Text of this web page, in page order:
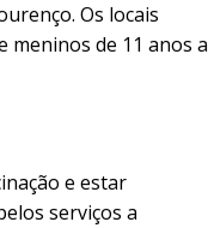
Os locais
meninos de 11 anos a
e estar
serviços a